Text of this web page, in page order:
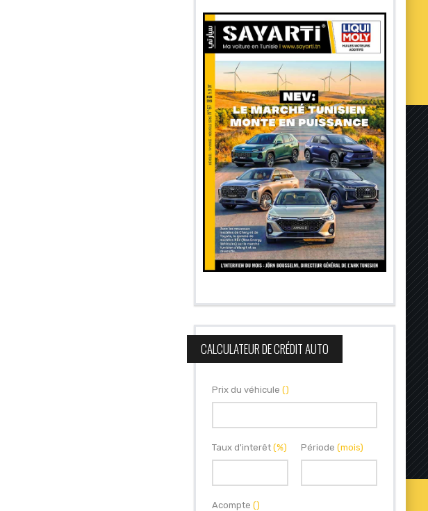
CALCULATEUR DE CRÉDIT AUTO
Prix du véhicule ()
Taux d'interêt (%) Période (mois)
Acompte ()